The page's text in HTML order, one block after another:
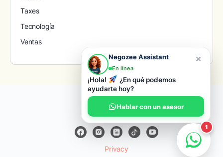
Taxes
Tecnología
Ventas
© 2026 Negozee
Privacy
×
Negozee Assistant
En línea
¡Hola!
¿En qué podemos
ayudarte hoy?
Hablar con un asesor
1